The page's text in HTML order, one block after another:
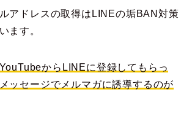
アドレスの取得はLINEの垢BAN対策
ます。
からLINEに登録してもらっ
ッセージでメルマガに誘導するのが